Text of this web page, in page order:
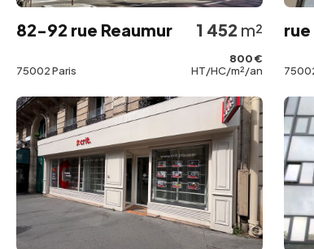
82-92 rue Reaumur
75002 Paris
1 452 m²
800 €
HT/HC/m²/an